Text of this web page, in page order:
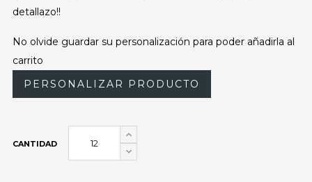
detallazo!!
No olvide guardar su personalización para poder añadirla al
carrito
PERSONALIZAR PRODUCTO
CANTIDAD